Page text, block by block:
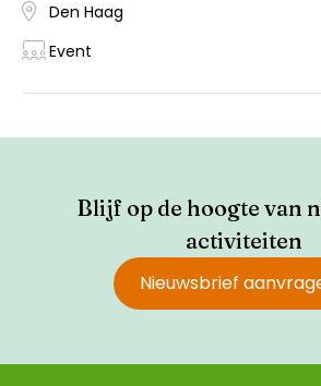
Den Haag
Event
Blijf op de hoogte van
activiteiten
Nieuwsbrief